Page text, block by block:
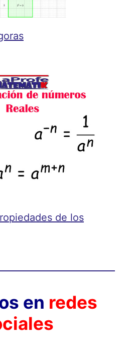
de los
en redes